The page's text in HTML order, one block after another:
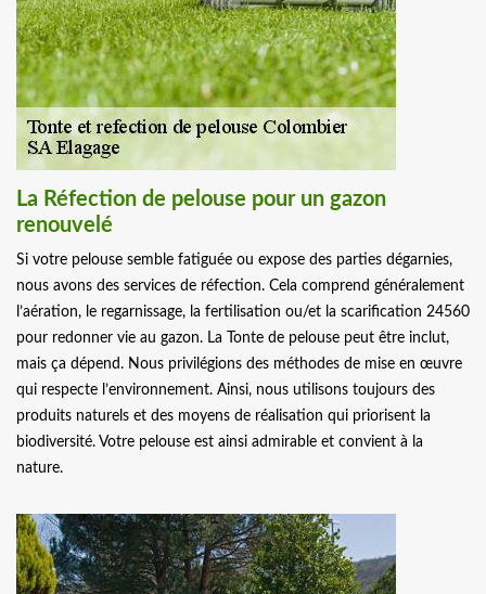
La Réfection de pelouse pour un gazon
renouvelé
Si votre pelouse semble fatiguée ou expose des parties dégarnies,
nous avons des services de réfection. Cela comprend généralement
l’aération, le regarnissage, la fertilisation ou/et la scarification 24560
pour redonner vie au gazon. La Tonte de pelouse peut être inclut,
mais ça dépend. Nous privilégions des méthodes de mise en œuvre
qui respecte l’environnement. Ainsi, nous utilisons toujours des
produits naturels et des moyens de réalisation qui priorisent la
biodiversité. Votre pelouse est ainsi admirable et convient à la
nature.